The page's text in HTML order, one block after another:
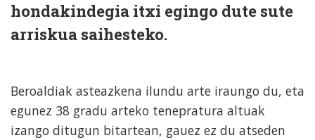
hondakindegia itxi egingo dute sute
arriskua saihesteko.
Beroaldiak asteazkena ilundu arte iraungo du, eta
egunez 38 gradu arteko tenepratura altuak
izango ditugun bitartean, gauez ez du atseden